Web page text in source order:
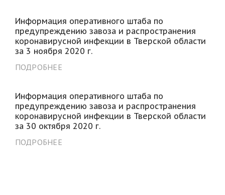
Информация оперативного штаба по
предупреждению завоза и распространения
коронавирусной инфекции в Тверской области
за 3 ноября 2020 г.
ПОДРОБНЕЕ
Информация оперативного штаба по
предупреждению завоза и распространения
коронавирусной инфекции в Тверской области
за 30 октября 2020 г.
ПОДРОБНЕЕ